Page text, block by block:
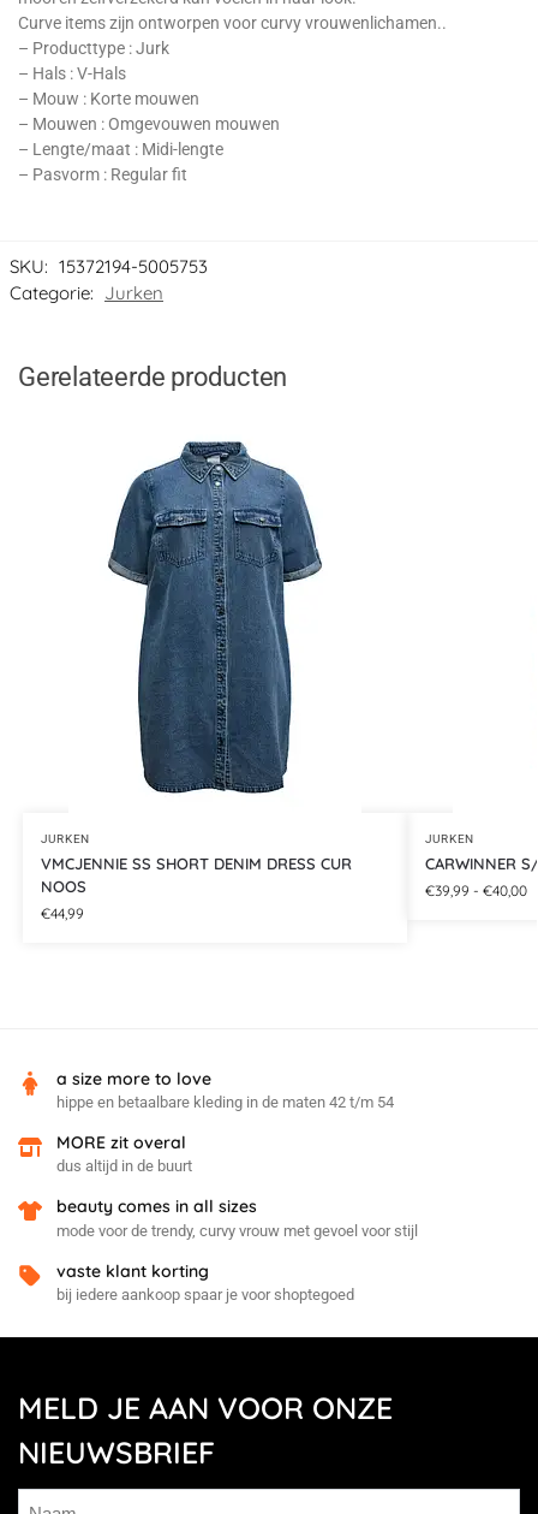
Curve items zijn ontworpen voor curvy vrouwenlichamen..
– Producttype : Jurk
– Hals : V-Hals
– Mouw : Korte mouwen
– Mouwen : Omgevouwen mouwen
– Lengte/maat : Midi-lengte
– Pasvorm : Regular fit
SKU: 15372194-5005753
Categorie: Jurken
Gerelateerde producten
JURKEN
VMCJENNIE SS SHORT DENIM DRESS CUR
NOOS
€44,99
JURKEN
CARWINNER
€39,99 - €40,00
a size more to love
hippe en betaalbare kleding in de maten 42 t/m 54
MORE zit overal
dus altijd in de buurt
beauty comes in all sizes
mode voor de trendy, curvy vrouw met gevoel voor stijl
vaste klant korting
bij iedere aankoop spaar je voor shoptegoed
MELD JE AAN VOOR ONZE
NIEUWSBRIEF